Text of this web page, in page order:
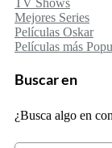
TV Shows
Mejores Series
Películas Oskar
Películas más
Buscar en
¿Busca algo en